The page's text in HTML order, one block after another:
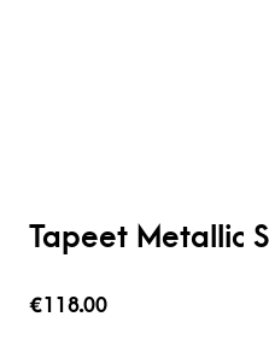
Tapeet Metallic
€118.00